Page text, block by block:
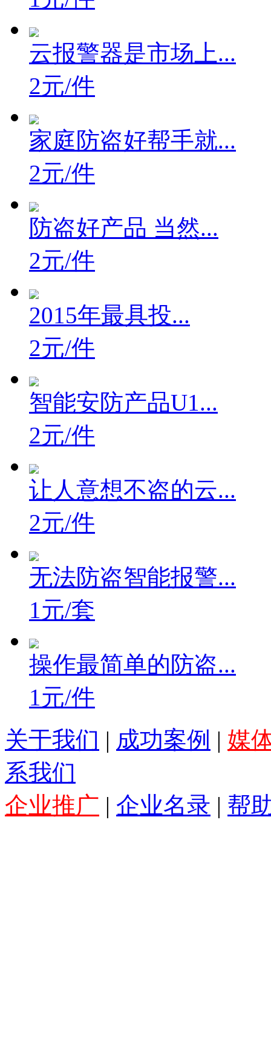
云报警器是市场上...
2元/件
家庭防盗好帮手就...
2元/件
防盗好产品 当然...
2元/件
2015年最具投...
2元/件
智能安防产品U1...
2元/件
让人意想不盗的云...
2元/件
无法防盗智能报警...
1元/套
操作最简单的防盗...
1元/件
关于我们 | 成功案例 | 媒
系我们
企业推广 | 企业名录 | 帮